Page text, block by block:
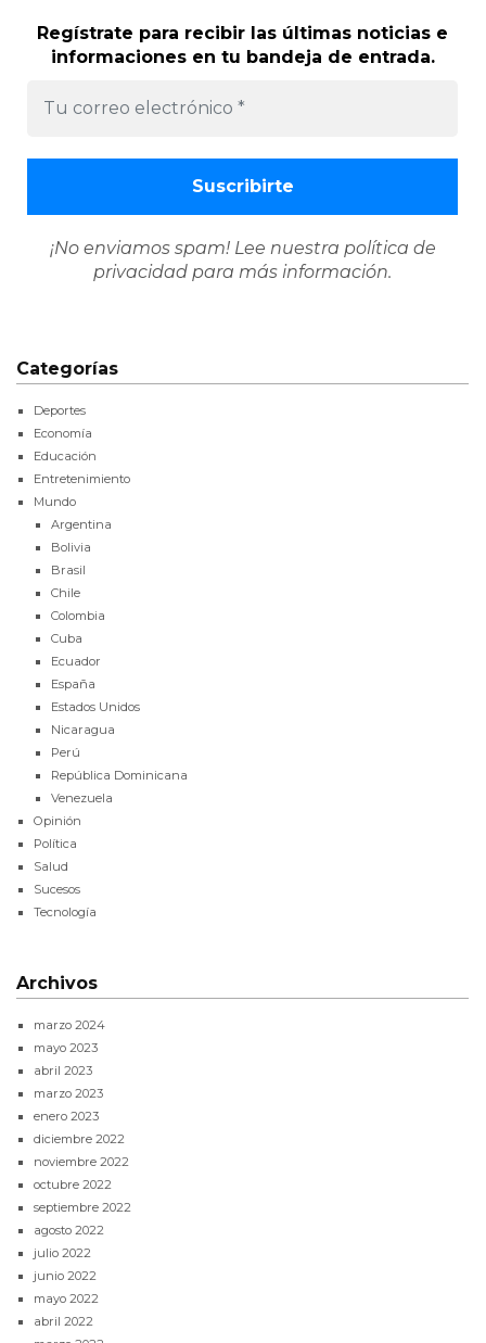
Regístrate para recibir las últimas noticias e
informaciones en tu bandeja de entrada.
¡No enviamos spam! Lee nuestra política de
privacidad para más información.
Categorías
Deportes
Economía
Educación
Entretenimiento
Mundo
Argentina
Bolivia
Brasil
Chile
Colombia
Cuba
Ecuador
España
Estados Unidos
Nicaragua
Perú
República Dominicana
Venezuela
Opinión
Política
Salud
Sucesos
Tecnología
Archivos
marzo 2024
mayo 2023
abril 2023
marzo 2023
enero 2023
diciembre 2022
noviembre 2022
octubre 2022
septiembre 2022
agosto 2022
julio 2022
junio 2022
mayo 2022
abril 2022